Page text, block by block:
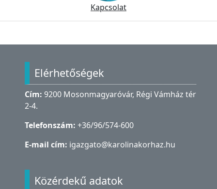
Kapcsolat
Elérhetőségek
Cím: 9200 Mosonmagyaróvár, Régi Vámház tér
2-4.
Telefonszám: +36/96/574-600
E-mail cím: igazgato@karolinakorhaz.hu
Közérdekű adatok